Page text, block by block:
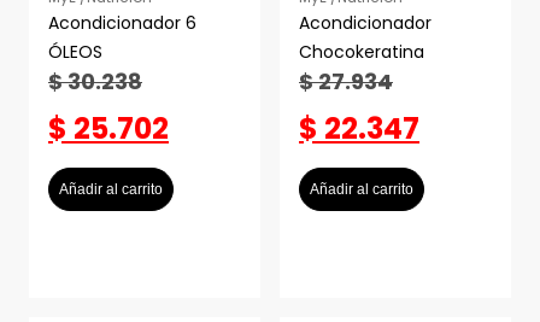
Acondicionador 6
ÓLEOS
$30.238
$ 25.702
Añadir al carrito
Acondicionador
Chocokeratina
$27.934
$ 22.347
Añadir al carrito